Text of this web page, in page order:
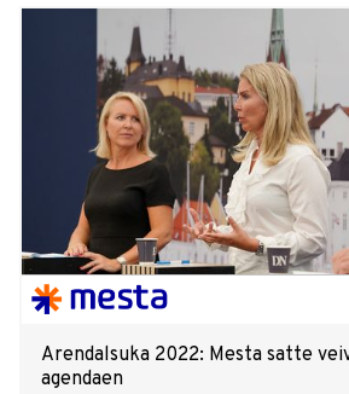
Arendalsuka 2022: Mesta satte
agendaen